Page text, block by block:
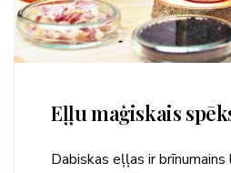
Eļļu maģiskais
Dabiskas eļļas ir